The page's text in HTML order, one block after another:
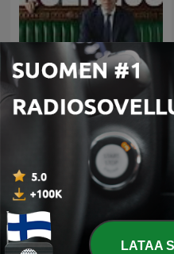
The Rest Is Politics
LATAA